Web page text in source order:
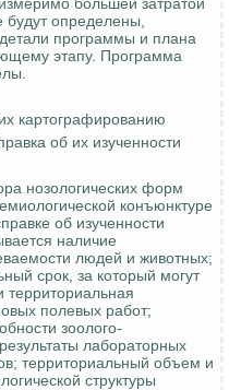
большей затратой
будут определены,
программы и плана
этапу. Программа
картографированию
об их изученности
нозологических форм
конъюнктуре
об изученности
наличие
людей и животных;
срок, за который могут
полевых работ;
зоолого-
лабораторных
территориальный объем и
структуры